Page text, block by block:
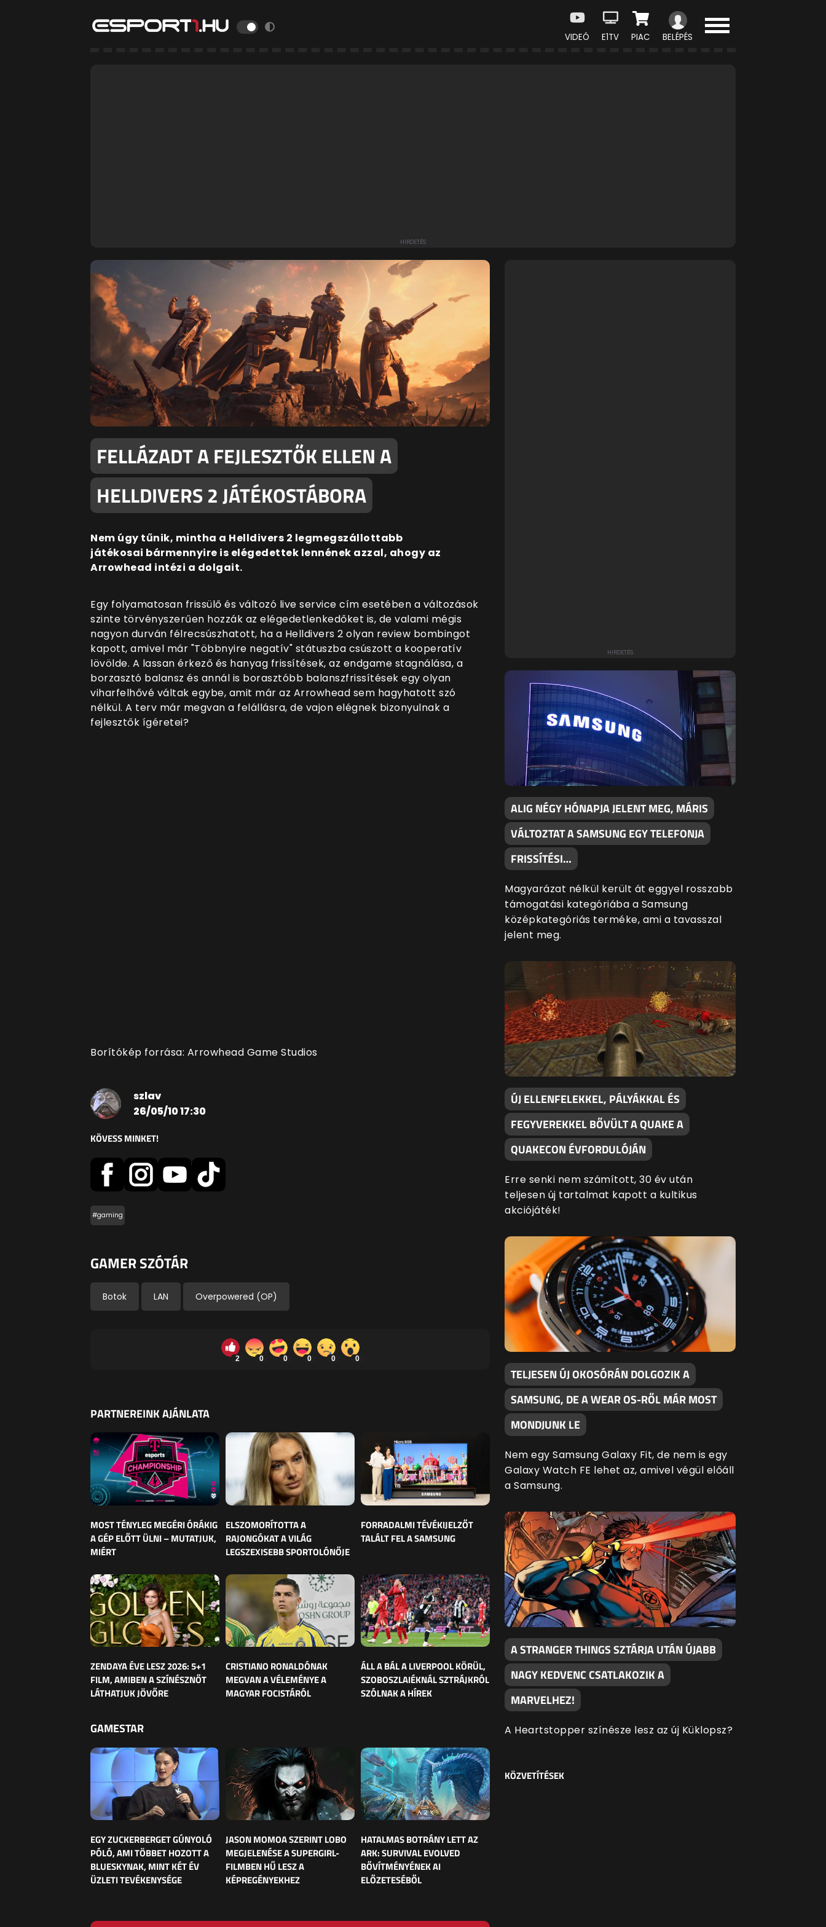
VIDEÓ E1TV PIAC BELÉPÉS
FELLÁZADT A FEJLESZTŐK ELLEN A
HELLDIVERS 2 JÁTÉKOSTÁBORA
Nem úgy tűnik, mintha a Helldivers 2 legmegszállottabb
játékosai bármennyire is elégedettek lennének azzal, ahogy az
Arrowhead intézi a dolgait.
Egy folyamatosan frissülő és változó live service cím esetében a változások
szinte törvényszerűen hozzák az elégedetlenkedőket is, de valami mégis
nagyon durván félrecsúszhatott, ha a Helldivers 2 olyan review bombingot
kapott, amivel már "Többnyire negatív" státuszba csúszott a kooperatív
lövölde. A lassan érkező és hanyag frissítések, az endgame stagnálása, a
borzasztó balansz és annál is borasztóbb balanszfrissítések egy olyan
viharfelhővé váltak egybe, amit már az Arrowhead sem hagyhatott szó
nélkül. A terv már megvan a felállásra, de vajon elégnek bizonyulnak a
fejlesztők ígéretei?
Borítókép forrása: Arrowhead Game Studios
szlav
26/05/10 17:30
KÖVESS MINKET!
#gaming
GAMER SZÓTÁR
Botok LAN Overpowered (OP)
2 0 0 0 0 0
PARTNEREINK AJÁNLATA
MOST TÉNYLEG MEGÉRI ÓRÁKIG
A GÉP ELŐTT ÜLNI – MUTATJUK,
MIÉRT
ELSZOMORÍTOTTA A
RAJONGÓKAT A VILÁG
LEGSZEXISEBB SPORTOLÓNŐJE
FORRADALMI TÉVÉKIJELZŐT
TALÁLT FEL A SAMSUNG
ZENDAYA ÉVE LESZ 2026: 5+1
FILM, AMIBEN A SZÍNÉSZNŐT
LÁTHATJUK JÖVŐRE
CRISTIANO RONALDÓNAK
MEGVAN A VÉLEMÉNYE A
MAGYAR FOCISTÁRÓL
ÁLL A BÁL A LIVERPOOL KÖRÜL,
SZOBOSZLAIÉKNÁL SZTRÁJKRÓL
SZÓLNAK A HÍREK
GAMESTAR
EGY ZUCKERBERGET GÚNYOLÓ
PÓLÓ, AMI TÖBBET HOZOTT A
BLUESKYNAK, MINT KÉT ÉV
ÜZLETI TEVÉKENYSÉGE
JASON MOMOA SZERINT LOBO
MEGJELENÉSE A SUPERGIRL-
FILMBEN HŰ LESZ A
KÉPREGÉNYEKHEZ
HATALMAS BOTRÁNY LETT AZ
ARK: SURVIVAL EVOLVED
BŐVÍTMÉNYÉNEK AI
ELŐZETESÉBŐL
ALIG NÉGY HÓNAPJA JELENT MEG, MÁRIS
VÁLTOZTAT A SAMSUNG EGY TELEFONJA
FRISSÍTÉSI…
Magyarázat nélkül került át eggyel rosszabb
támogatási kategóriába a Samsung
középkategóriás terméke, ami a tavasszal
jelent meg.
ÚJ ELLENFELEKKEL, PÁLYÁKKAL ÉS
FEGYVEREKKEL BŐVÜLT A QUAKE A
QUAKECON ÉVFORDULÓJÁN
Erre senki nem számított, 30 év után
teljesen új tartalmat kapott a kultikus
akciójáték!
TELJESEN ÚJ OKOSÓRÁN DOLGOZIK A
SAMSUNG, DE A WEAR OS-RŐL MÁR MOST
MONDJUNK LE
Nem egy Samsung Galaxy Fit, de nem is egy
Galaxy Watch FE lehet az, amivel végül előáll
a Samsung.
A STRANGER THINGS SZTÁRJA UTÁN ÚJABB
NAGY KEDVENC CSATLAKOZIK A
MARVELHEZ!
A Heartstopper színésze lesz az új Küklopsz?
KÖZVETÍTÉSEK